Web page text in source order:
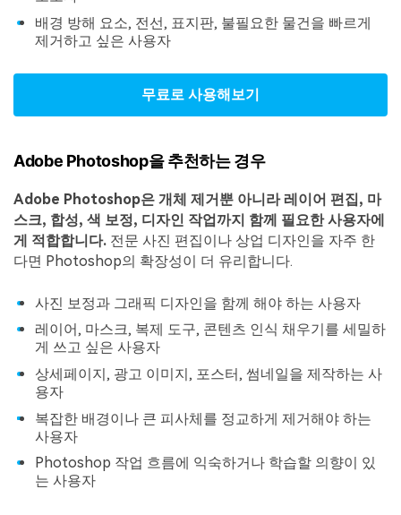
배경 방해 요소, 전선, 표지판, 불필요한 물건을 빠르게
제거하고 싶은 사용자
무료로 사용해보기
Adobe Photoshop을 추천하는 경우
Adobe Photoshop은 개체 제거뿐 아니라 레이어 편집, 마
스크, 합성, 색 보정, 디자인 작업까지 함께 필요한 사용자에
게 적합합니다. 전문 사진 편집이나 상업 디자인을 자주 한
다면 Photoshop의 확장성이 더 유리합니다.
사진 보정과 그래픽 디자인을 함께 해야 하는 사용자
레이어, 마스크, 복제 도구, 콘텐츠 인식 채우기를 세밀하
게 쓰고 싶은 사용자
상세페이지, 광고 이미지, 포스터, 썸네일을 제작하는 사
용자
복잡한 배경이나 큰 피사체를 정교하게 제거해야 하는
사용자
Photoshop 작업 흐름에 익숙하거나 학습할 의향이 있
는 사용자